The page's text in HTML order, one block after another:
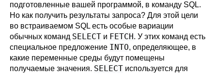
подготовленные вашей программой, в команду SQL.
Но как получить результаты запроса? Для этой цели
во встраиваемом SQL есть особые вариации
обычных команд SELECT и FETCH. У этих команд есть
специальное предложение INTO, определяющее, в
какие переменные среды будут помещены
получаемые значения. SELECT используется для